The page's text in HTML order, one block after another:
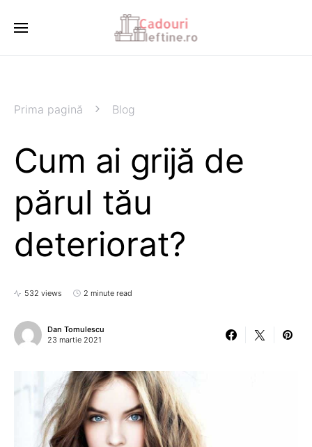
Prima pagină Blog
Cum ai grijă de
părul tău
deteriorat?
532 views 2 minute read
Dan Tomulescu
23 martie 2021